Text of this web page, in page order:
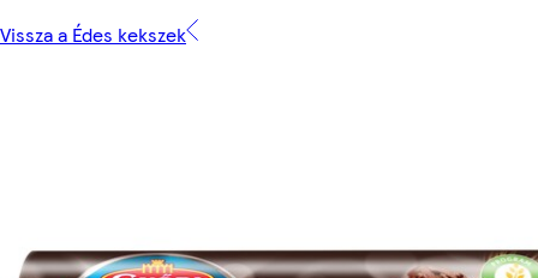
Vissza a Édes kekszek